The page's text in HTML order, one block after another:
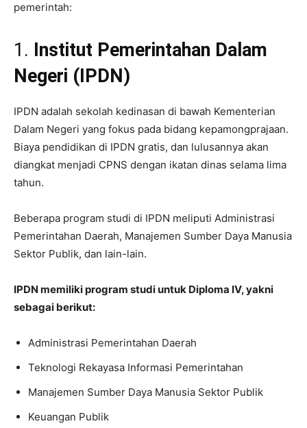
pemerintah:
1. Institut Pemerintahan Dalam
Negeri (IPDN)
IPDN adalah sekolah kedinasan di bawah Kementerian
Dalam Negeri yang fokus pada bidang kepamongprajaan.
Biaya pendidikan di IPDN gratis, dan lulusannya akan
diangkat menjadi CPNS dengan ikatan dinas selama lima
tahun.
Beberapa program studi di IPDN meliputi Administrasi
Pemerintahan Daerah, Manajemen Sumber Daya Manusia
Sektor Publik, dan lain-lain.
IPDN memiliki program studi untuk Diploma IV, yakni
sebagai berikut:
Administrasi Pemerintahan Daerah
Teknologi Rekayasa Informasi Pemerintahan
Manajemen Sumber Daya Manusia Sektor Publik
Keuangan Publik